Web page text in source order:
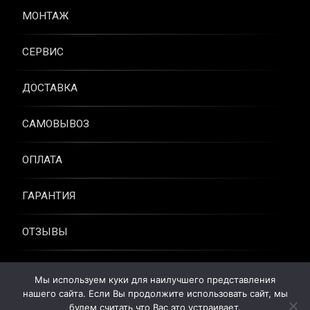
МОНТАЖ
СЕРВИС
ДОСТАВКА
САМОВЫВОЗ
ОПЛАТА
ГАРАНТИЯ
ОТЗЫВЫ
© Продажа кондиционеров с установкой в Москве. Все права
Мы используем куки для наилучшего представления
нашего сайта. Если Вы продолжите использовать сайт, мы
будем считать что Вас это устраивает.